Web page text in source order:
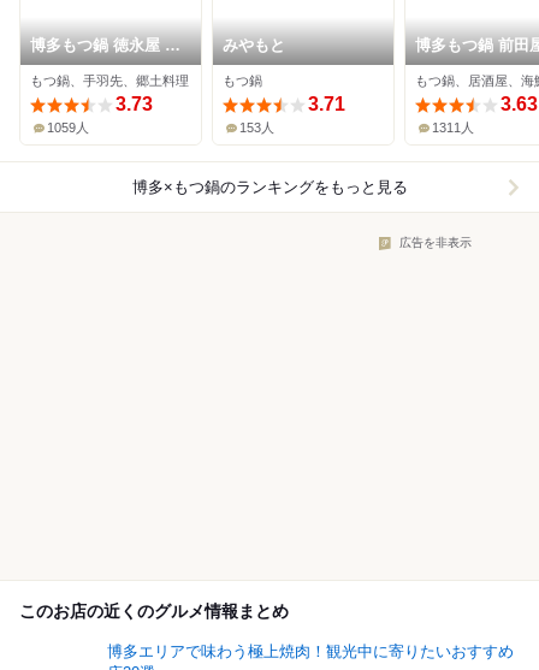
博多もつ鍋 徳永屋 総
本店
もつ鍋、手羽先、郷土料理
3.73
1059人
みやもと
もつ鍋
3.71
153人
博多もつ鍋 前田
本店
もつ鍋、居酒屋、海
3.63
1311人
博多×もつ鍋のランキングをもっと見る
広告を非表示
このお店の近くのグルメ情報まとめ
博多エリアで味わう極上焼肉！観光中に寄りたいおすすめ